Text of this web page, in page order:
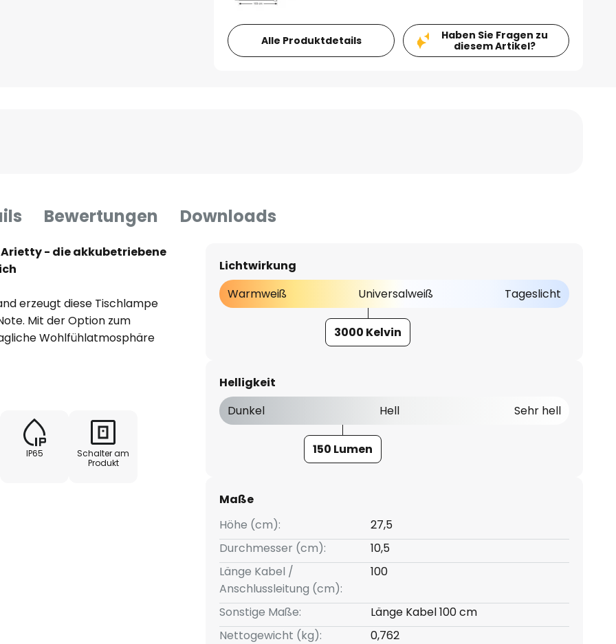
Alle Produktdetails
Haben Sie Fragen zu
diesem Artikel?
Bewertungen Downloads
- die akkubetriebene
erzeugt diese Tischlampe
Mit der Option zum
Wohlfühlatmosphäre
wird Ihren Außenbereich in
Touch-Schalter ganz ohne
machen die
Leuchte ist in Salbeigrün
Ihr Zuhause und ist durch
gegen Strahlwasser
IP65
Schalter am
Produkt
Lichtwirkung
Warmweiß
Universalweiß Tageslicht
3000 Kelvin
Helligkeit
Dunkel
Hell Sehr hell
150 Lumen
Maße
Höhe (cm):
27,5
Durchmesser (cm):
10,5
Länge Kabel /
Anschlussleitung (cm):
100
Sonstige Maße:
Länge Kabel 100 cm
Nettogewicht (kg):
0,762